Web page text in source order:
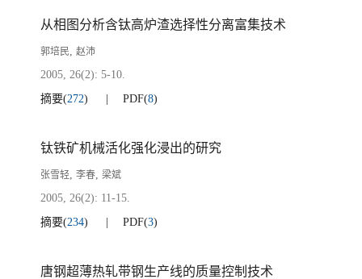
从相图分析含钛高炉渣选择性分离富集技术
郭培民, 赵沛
2005, 26(2): 5-10.
摘要(272) PDF(8)
钛铁矿机械活化强化浸出的研究
张雪轻, 李春, 梁斌
2005, 26(2): 11-15.
摘要(234) PDF(3)
唐钢超薄热轧带钢生产线的质量控制技术